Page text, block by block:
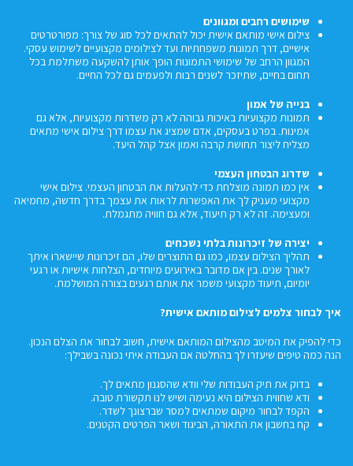
שימושים רחבים ומגוונים
צילום אישי מותאם אישית יכול להתאים לכל סוג של צורך: מפורטרטים
אישיים, דרך תמונות משפחתיות ועד לצילומים מקצועיים לשימוש עסקי.
המגוון הרחב של שימושי התמונות הופך אותן להשקעה משתלמת בכל
תחום בחיים, שתיזכר לשנים רבות ולפעמים גם לכל החיים.
בנייה של אמון
תמונות מקצועיות באיכות גבוהה לא רק משדרות מקצועיות, אלא גם
אמינות. בפרט בעסקים, אדם שמציג את עצמו דרך צילום אישי מתאים
מצליח ליצור תחושת קרבה ואמון אצל קהל היעד.
שדרוג הבטחון העצמי
אין כמו תמונה מוצלחת כדי להעלות את הבטחון העצמי. צילום אישי
מקצועי מעניק לך את האפשרות לראות את עצמך בדרך חדשה, מחמיאה
ומעצימה. זה לא רק תיעוד, אלא גם חוויה מתגמלת.
יצירה של זיכרונות בלתי נשכחים
תהליך הצילום עצמו, כמו גם התוצרים שלו, הם זיכרונות שיישארו איתך
לאורך שנים. בין אם מדובר באירועים מיוחדים, הצלחות אישיות או רגעי
יומיום, תיעוד מקצועי משמר את אותם רגעים בצורה המושלמת.
איך לבחור צלמים לצילום מותאם אישית?
כדי להפיק את המיטב מהצילום המותאם אישית, חשוב לבחור את הצלם הנכון.
הנה כמה טיפים שיעזרו לך בהחלטה אם העבודה איתי נכונה בשבילך:
בדוק את תיק העבודות שלי וודא שהסגנון מתאים לך.
ודא שחווית הצילום היא נעימה ושיש לנו תקשורת טובה.
הקפד לבחור מיקום שמתאים למסר שברצונך לשדר.
קח בחשבון את התאורה, הביגוד ושאר הפרטים הקטנים.